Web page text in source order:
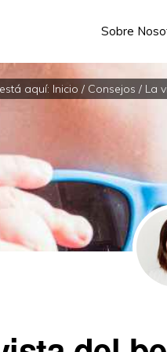
Sobre
aquí: Inicio / Consejos / La